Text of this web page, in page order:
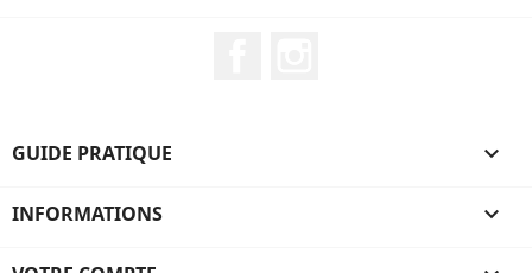
GUIDE PRATIQUE 
INFORMATIONS 